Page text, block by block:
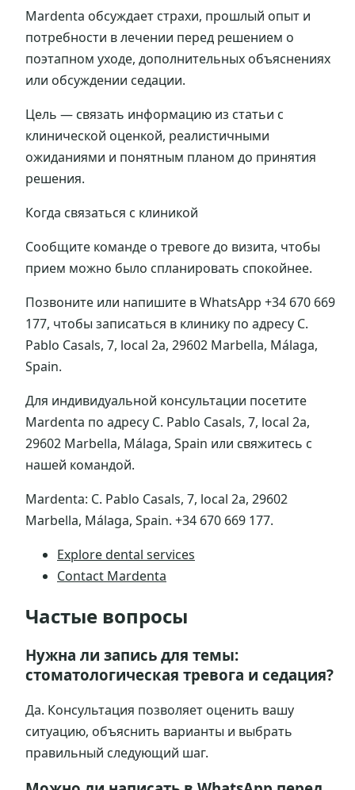
Mardenta обсуждает страхи, прошлый опыт и
потребности в лечении перед решением о
поэтапном уходе, дополнительных объяснениях
или обсуждении седации.
Цель — связать информацию из статьи с
клинической оценкой, реалистичными
ожиданиями и понятным планом до принятия
решения.
Когда связаться с клиникой
Сообщите команде о тревоге до визита, чтобы
прием можно было спланировать спокойнее.
Позвоните или напишите в WhatsApp +34 670 669
177, чтобы записаться в клинику по адресу C.
Pablo Casals, 7, local 2a, 29602 Marbella, Málaga,
Spain.
Для индивидуальной консультации посетите
Mardenta по адресу C. Pablo Casals, 7, local 2a,
29602 Marbella, Málaga, Spain или свяжитесь с
нашей командой.
Mardenta: C. Pablo Casals, 7, local 2a, 29602
Marbella, Málaga, Spain. +34 670 669 177.
Explore dental services
Contact Mardenta
Частые вопросы
Нужна ли запись для темы:
стоматологическая тревога и седация?
Да. Консультация позволяет оценить вашу
ситуацию, объяснить варианты и выбрать
правильный следующий шаг.